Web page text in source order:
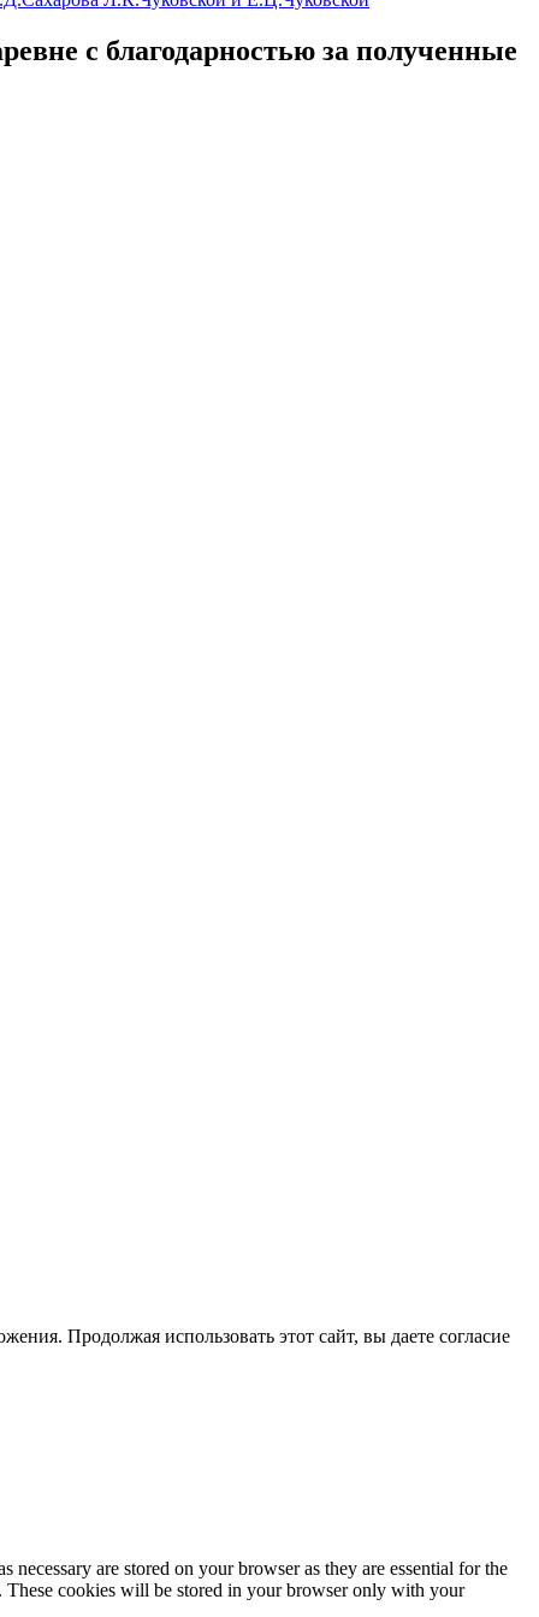
с благодарностью за полученные
Продолжая использовать этот сайт, вы даете согласие
are stored on your browser as they are essential for the
These cookies will be stored in your browser only with your